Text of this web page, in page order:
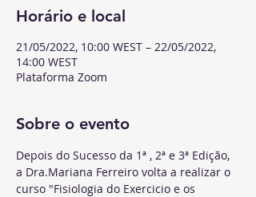
Horário e local
21/05/2022, 10:00 WEST – 22/05/2022,
14:00 WEST
Plataforma Zoom
Sobre o evento
Depois do Sucesso da 1ª , 2ª e 3ª Edição,
a Dra.Mariana Ferreiro volta a realizar o
curso "Fisiologia do Exercicio e os